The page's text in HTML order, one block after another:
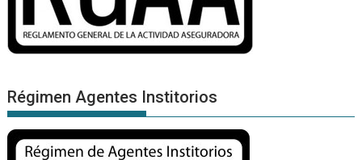
Régimen Agentes Institorios